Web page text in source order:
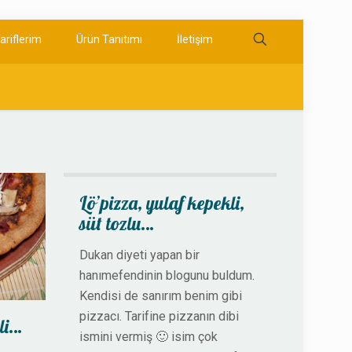
Ürün Tanıtımı İletişim
Lö’pizza, yulaf kepekli,
süt tozlu…
Dukan diyeti yapan bir
hanımefendinin blogunu buldum.
Kendisi de sanırım benim gibi
pizzacı. Tarifine pizzanın dibi
ismini vermiş 🙂 isim çok